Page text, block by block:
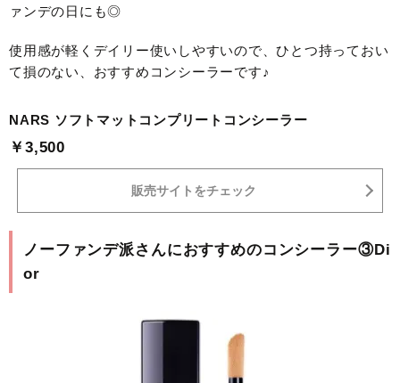
ァンデの日にも◎
使用感が軽くデイリー使いしやすいので、ひとつ持っておい
て損のない、おすすめコンシーラーです♪
NARS ソフトマットコンプリートコンシーラー
￥3,500
販売サイトをチェック
ノーファンデ派さんにおすすめのコンシーラー③Di
or